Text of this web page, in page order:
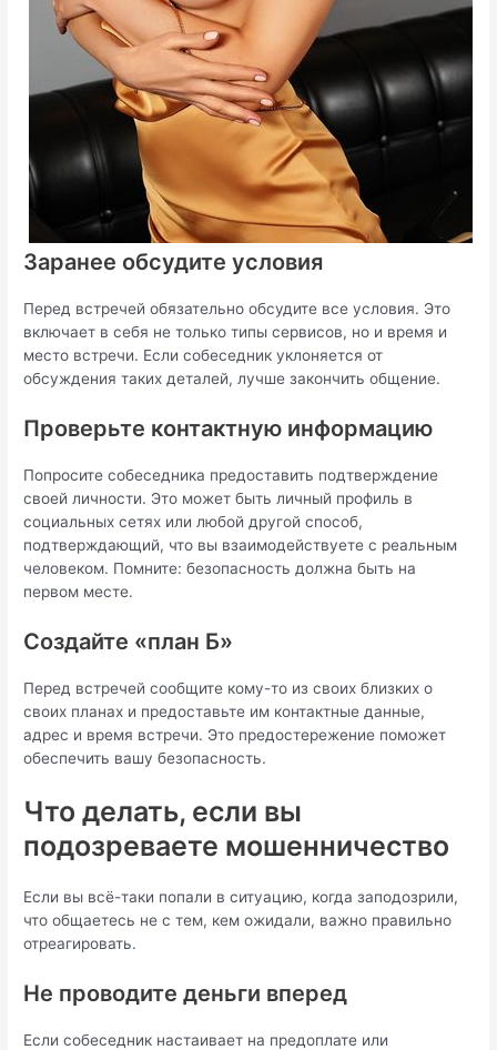
Заранее обсудите условия
Перед встречей обязательно обсудите все условия. Это
включает в себя не только типы сервисов, но и время и
место встречи. Если собеседник уклоняется от
обсуждения таких деталей, лучше закончить общение.
Проверьте контактную информацию
Попросите собеседника предоставить подтверждение
своей личности. Это может быть личный профиль в
социальных сетях или любой другой способ,
подтверждающий, что вы взаимодействуете с реальным
человеком. Помните: безопасность должна быть на
первом месте.
Создайте «план Б»
Перед встречей сообщите кому-то из своих близких о
своих планах и предоставьте им контактные данные,
адрес и время встречи. Это предостережение поможет
обеспечить вашу безопасность.
Что делать, если вы
подозреваете мошенничество
Если вы всё-таки попали в ситуацию, когда заподозрили,
что общаетесь не с тем, кем ожидали, важно правильно
отреагировать.
Не проводите деньги вперед
Если собеседник настаивает на предоплате или